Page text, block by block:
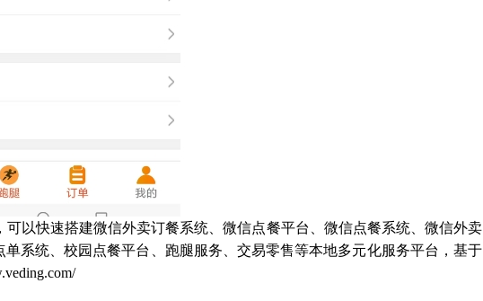
可以快速搭建微信外卖订餐系统、微信点餐平台、微信点餐系统、微信外卖
系统、校园点餐平台、跑腿服务、交易零售等本地多元化服务平台，基于